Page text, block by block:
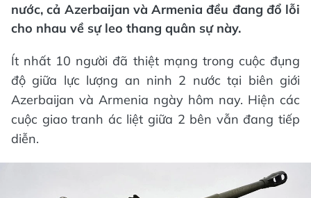
nước, cả Azerbaijan và Armenia đều đang đổ lỗi
cho nhau về sự leo thang quân sự này.
Ít nhất 10 người đã thiệt mạng trong cuộc đụng
độ giữa lực lượng an ninh 2 nước tại biên giới
Azerbaijan và Armenia ngày hôm nay. Hiện các
cuộc giao tranh ác liệt giữa 2 bên vẫn đang tiếp
diễn.